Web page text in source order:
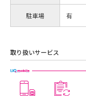
駐車場 有
取り扱いサービス